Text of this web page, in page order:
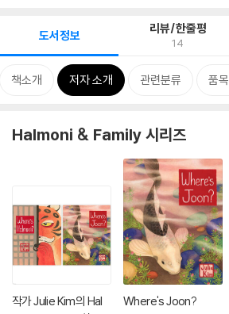
도서정보 리뷰/한줄평
14
책소개 저자 소개 관련분류 품
Halmoni & Family 시리즈
작가 Julie Kim의 Hal
Where's Joon?